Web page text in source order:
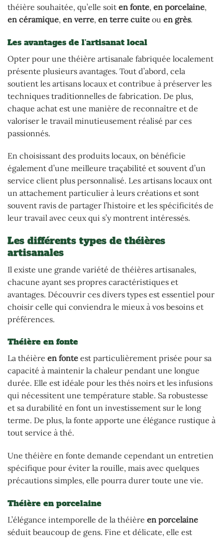
théière souhaitée, qu’elle soit en fonte, en porcelaine,
en céramique, en verre, en terre cuite ou en grès.
Les avantages de l’artisanat local
Opter pour une théière artisanale fabriquée localement
présente plusieurs avantages. Tout d’abord, cela
soutient les artisans locaux et contribue à préserver les
techniques traditionnelles de fabrication. De plus,
chaque achat est une manière de reconnaître et de
valoriser le travail minutieusement réalisé par ces
passionnés.
En choisissant des produits locaux, on bénéficie
également d’une meilleure traçabilité et souvent d’un
service client plus personnalisé. Les artisans locaux ont
un attachement particulier à leurs créations et sont
souvent ravis de partager l’histoire et les spécificités de
leur travail avec ceux qui s’y montrent intéressés.
Les différents types de théières
artisanales
Il existe une grande variété de théières artisanales,
chacune ayant ses propres caractéristiques et
avantages. Découvrir ces divers types est essentiel pour
choisir celle qui conviendra le mieux à vos besoins et
préférences.
Théière en fonte
La théière en fonte est particulièrement prisée pour sa
capacité à maintenir la chaleur pendant une longue
durée. Elle est idéale pour les thés noirs et les infusions
qui nécessitent une température stable. Sa robustesse
et sa durabilité en font un investissement sur le long
terme. De plus, la fonte apporte une élégance rustique à
tout service à thé.
Une théière en fonte demande cependant un entretien
spécifique pour éviter la rouille, mais avec quelques
précautions simples, elle pourra durer toute une vie.
Théière en porcelaine
L’élégance intemporelle de la théière en porcelaine
séduit beaucoup de gens. Fine et délicate, elle est